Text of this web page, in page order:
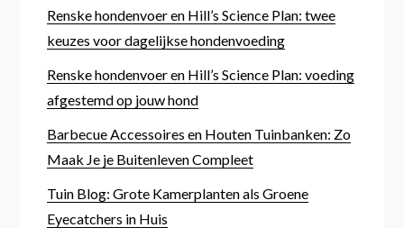
Renske hondenvoer en Hill’s Science Plan: twee
keuzes voor dagelijkse hondenvoeding
Renske hondenvoer en Hill’s Science Plan: voeding
afgestemd op jouw hond
Barbecue Accessoires en Houten Tuinbanken: Zo
Maak Je je Buitenleven Compleet
Tuin Blog: Grote Kamerplanten als Groene
Eyecatchers in Huis